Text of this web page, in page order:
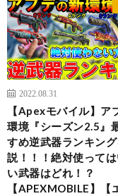
2022.08.31
【Apexモバイル】ア
環境『シーズン2.5』
すめ逆武器ランキン
説！！！絶対使って
い武器はどれ！？
【APEXMOBILE】【